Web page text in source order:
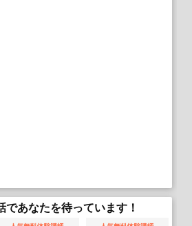
あなたを待っています！